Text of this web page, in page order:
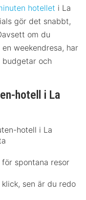
hotellet i La
gör det snabbt,
om du
weekendresa, har
och
hotell i La
hotell i La
spontana resor
sen är du redo